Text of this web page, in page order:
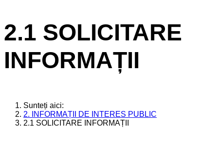
2.1 SOLICITARE
INFORMAȚII
Sunteți aici:
2. INFORMAȚII DE INTERES PUBLIC
2.1 SOLICITARE INFORMAȚII